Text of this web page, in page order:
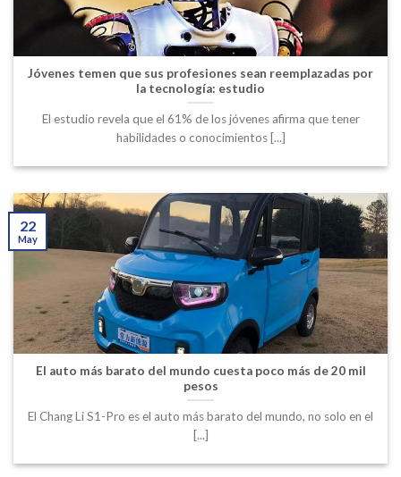
Jóvenes temen que sus profesiones sean reemplazadas por
la tecnología: estudio
El estudio revela que el 61% de los jóvenes afirma que tener
habilidades o conocimientos [...]
El auto más barato del mundo cuesta poco más de 20 mil
pesos
El Chang Li S1-Pro es el auto más barato del mundo, no solo en el
[...]
22
May